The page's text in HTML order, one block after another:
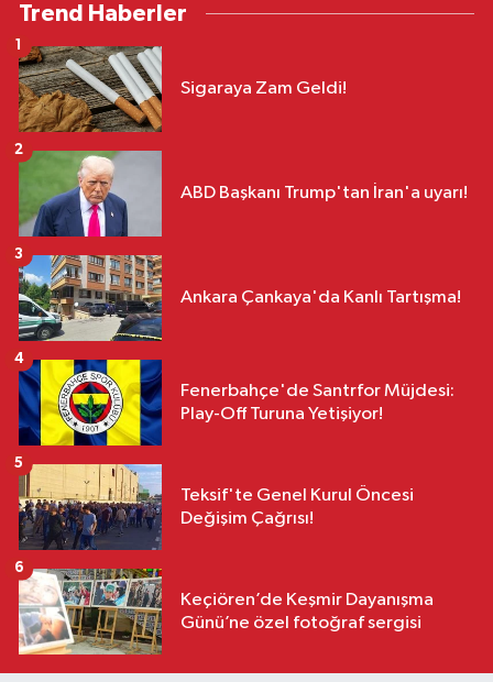
Trend Haberler
Sigaraya Zam Geldi!
1
ABD Başkanı Trump'tan İran'a uyarı!
2
Ankara Çankaya'da Kanlı Tartışma!
3
Fenerbahçe'de Santrfor Müjdesi:
Play-Off Turuna Yetişiyor!
4
Teksif'te Genel Kurul Öncesi
Değişim Çağrısı!
5
Keçiören’de Keşmir Dayanışma
Günü’ne özel fotoğraf sergisi
6